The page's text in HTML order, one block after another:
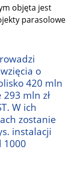
objęta jest
parasolowe
o
420 mln
293 mln zł
W ich
zostanie
instalacji
1000